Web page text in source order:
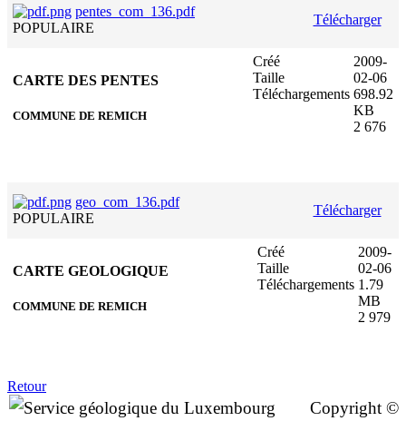
pentes_com_136.pdf
POPULAIRE
Télécharger
CARTE DES PENTES
COMMUNE DE REMICH
Créé
Taille
Téléchargements
2009-
02-06
698.92
KB
2 676
geo_com_136.pdf
POPULAIRE
Télécharger
CARTE GEOLOGIQUE
COMMUNE DE REMICH
Créé
Taille
Téléchargements
2009-
02-06
1.79
MB
2 979
Retour
Copyright ©